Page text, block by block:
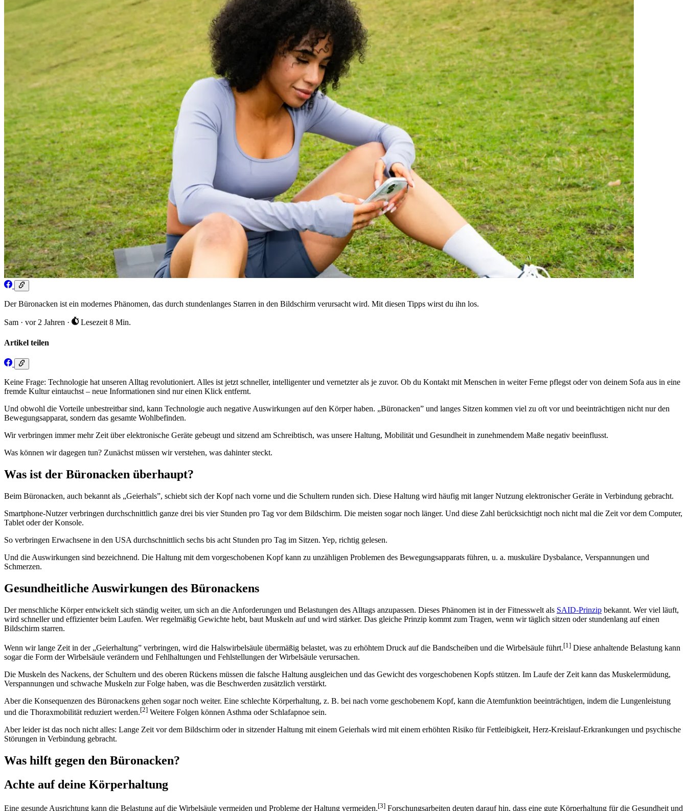
Der Büronacken ist ein modernes Phänomen, das durch stundenlanges Starren in den Bildschirm verursacht wird. Mit diesen Tipps wirst du ihn los.
Sam · vor 2 Jahren · Lesezeit 8 Min.
Artikel teilen
Keine Frage: Technologie hat unseren Alltag revolutioniert. Alles ist jetzt schneller, intelligenter und vernetzter als je zuvor. Ob du Kontakt mit Menschen in weiter Ferne pflegst oder von deinem Sofa aus in eine
fremde Kultur eintauchst – neue Informationen sind nur einen Klick entfernt.
Und obwohl die Vorteile unbestreitbar sind, kann Technologie auch negative Auswirkungen auf den Körper haben. „Büronacken” und langes Sitzen kommen viel zu oft vor und beeinträchtigen nicht nur den
Bewegungsapparat, sondern das gesamte Wohlbefinden.
Wir verbringen immer mehr Zeit über elektronische Geräte gebeugt und sitzend am Schreibtisch, was unsere Haltung, Mobilität und Gesundheit in zunehmendem Maße negativ beeinflusst.
Was können wir dagegen tun? Zunächst müssen wir verstehen, was dahinter steckt.
Was ist der Büronacken überhaupt?
Beim Büronacken, auch bekannt als „Geierhals”, schiebt sich der Kopf nach vorne und die Schultern runden sich. Diese Haltung wird häufig mit langer Nutzung elektronischer Geräte in Verbindung gebracht.
Smartphone-Nutzer verbringen durchschnittlich ganze drei bis vier Stunden pro Tag vor dem Bildschirm. Die meisten sogar noch länger. Und diese Zahl berücksichtigt noch nicht mal die Zeit vor dem Computer,
Tablet oder der Konsole.
So verbringen Erwachsene in den USA durchschnittlich sechs bis acht Stunden pro Tag im Sitzen. Yep, richtig gelesen.
Und die Auswirkungen sind bezeichnend. Die Haltung mit dem vorgeschobenen Kopf kann zu unzähligen Problemen des Bewegungsapparats führen, u. a. muskuläre Dysbalance, Verspannungen und
Schmerzen.
Gesundheitliche Auswirkungen des Büronackens
Der menschliche Körper entwickelt sich ständig weiter, um sich an die Anforderungen und Belastungen des Alltags anzupassen. Dieses Phänomen ist in der Fitnesswelt als SAID-Prinzip bekannt. Wer viel läuft,
wird schneller und effizienter beim Laufen. Wer regelmäßig Gewichte hebt, baut Muskeln auf und wird stärker. Das gleiche Prinzip kommt zum Tragen, wenn wir täglich sitzen oder stundenlang auf einen
Bildschirm starren.
Wenn wir lange Zeit in der „Geierhaltung” verbringen, wird die Halswirbelsäule übermäßig belastet, was zu erhöhtem Druck auf die Bandscheiben und die Wirbelsäule führt.[1] Diese anhaltende Belastung kann
sogar die Form der Wirbelsäule verändern und Fehlhaltungen und Fehlstellungen der Wirbelsäule verursachen.
Die Muskeln des Nackens, der Schultern und des oberen Rückens müssen die falsche Haltung ausgleichen und das Gewicht des vorgeschobenen Kopfs stützen. Im Laufe der Zeit kann das Muskelermüdung,
Verspannungen und schwache Muskeln zur Folge haben, was die Beschwerden zusätzlich verstärkt.
Aber die Konsequenzen des Büronackens gehen sogar noch weiter. Eine schlechte Körperhaltung, z. B. bei nach vorne geschobenem Kopf, kann die Atemfunktion beeinträchtigen, indem die Lungenleistung
und die Thoraxmobilität reduziert werden.[2] Weitere Folgen können Asthma oder Schlafapnoe sein.
Aber leider ist das noch nicht alles: Lange Zeit vor dem Bildschirm oder in sitzender Haltung mit einem Geierhals wird mit einem erhöhten Risiko für Fettleibigkeit, Herz-Kreislauf-Erkrankungen und psychische
Störungen in Verbindung gebracht.
Was hilft gegen den Büronacken?
Achte auf deine Körperhaltung
Eine gesunde Ausrichtung kann die Belastung auf die Wirbelsäule vermeiden und Probleme der Haltung vermeiden.[3] Forschungsarbeiten deuten darauf hin, dass eine gute Körperhaltung für die Gesundheit und